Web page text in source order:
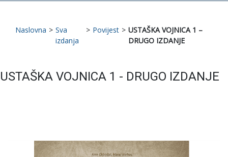
Naslovna > Sva
izdanja
> Povijest > USTAŠKA VOJNICA 1 –
DRUGO IZDANJE
USTAŠKA VOJNICA 1 - DRUGO IZDANJE